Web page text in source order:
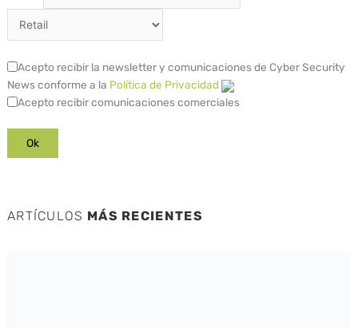
Acepto recibir la newsletter y comunicaciones de Cyber Security
News conforme a la Política de Privacidad
Acepto recibir comunicaciones comerciales
ARTÍCULOS MÁS RECIENTES